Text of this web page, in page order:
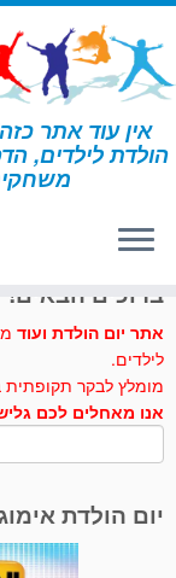
דלג
לתוכן
אין עוד אתר
הולדת לילדים,
דף הבית » יצירה »
ברוכים הבאים!
אתר יום הולדת ועוד
לילדים.
מומלץ לבקר תקופתית
אנו מאחלים לכם
יום הולדת